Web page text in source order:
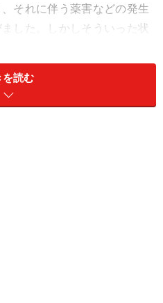
それに伴う薬害などの発生
した。しかしそういった状
化や、ＭＲの薬価の価格決
れました。
を読む